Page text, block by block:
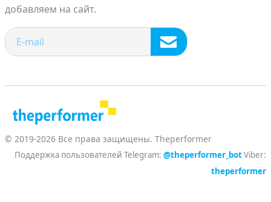
добавляем на сайт.
© 2019-2026 Все права защищены. Theperformer
Поддержка пользователей Telegram: @theperformer_botViber:
theperformer